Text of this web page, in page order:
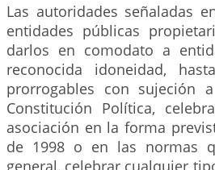
Las autoridades señaladas
entidades públicas
darlos en comodato a
reconocida idoneidad,
prorrogables con
Constitución Política,
asociación en la forma
de 1998 o en las normas
general, celebrar cualquier